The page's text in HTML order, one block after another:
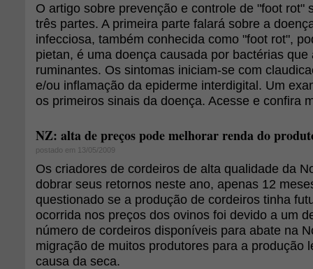
O artigo sobre prevenção e controle de "foot rot"
três partes. A primeira parte falará sobre a
infecciosa, também conhecida como "foot rot",
pietan, é uma doença causada por bactérias
ruminantes. Os sintomas iniciam-se com
e/ou inflamação da epiderme interdigital. Um
os primeiros sinais da doença. Acesse e confira
NZ: alta de preços pode melhorar renda do
postado em 13/05/2009
Os criadores de cordeiros de alta qualidade da
dobrar seus retornos neste ano, apenas 12
questionado se a produção de cordeiros tinha
ocorrida nos preços dos ovinos foi devido a um
número de cordeiros disponíveis para abate na
migração de muitos produtores para a produção
causa da seca.